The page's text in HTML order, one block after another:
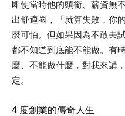
即使當時他的頭銜、薪資無
出舒適圈，「就算失敗，你
麼可怕。但如果因為不敢去
都不知道到底能不能做。有
麼、不能做什麼，對我來講
定。
4 度創業的傳奇人生